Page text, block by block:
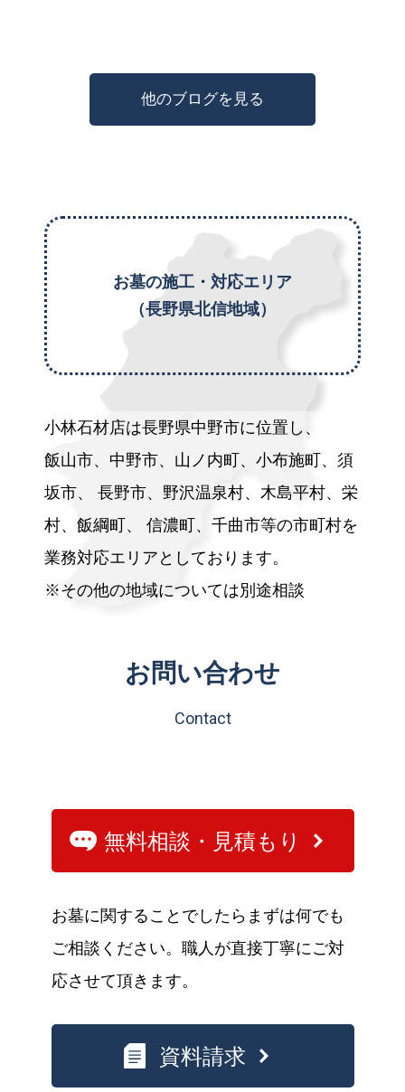
他のブログを見る
お墓の施工・対応エリア
（長野県北信地域）
小林石材店は長野県中野市に位置し、
飯山市、中野市、山ノ内町、小布施町、須
坂市、
長野市、野沢温泉村、木島平村、栄
村、飯綱町、
信濃町、千曲市等の市町村を
業務対応エリアとしております。
※その他の地域については別途相談
お問い合わせ
Contact
無料相談・見積もり
お墓に関することでしたらまずは何でも
ご相談ください。職人が直接丁寧にご対
応させて頂きます。
資料請求